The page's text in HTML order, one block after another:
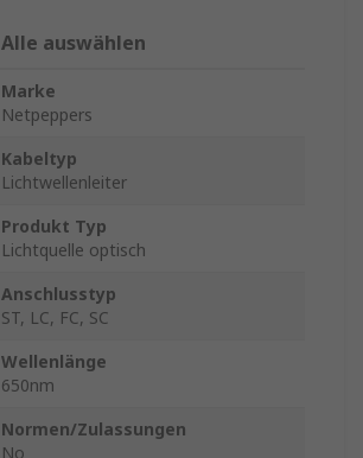
Alle auswählen
Marke
Netpeppers
Kabeltyp
Lichtwellenleiter
Produkt Typ
Lichtquelle optisch
Anschlusstyp
ST, LC, FC, SC
Wellenlänge
650nm
Normen/Zulassungen
No